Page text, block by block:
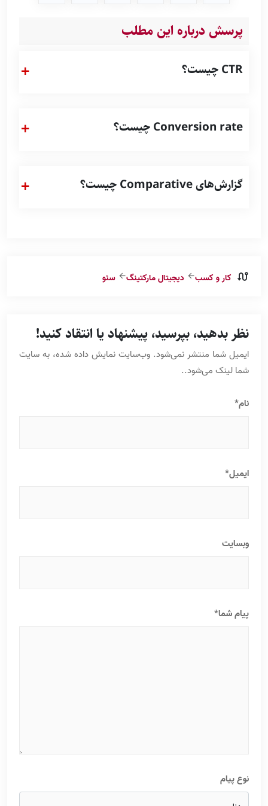
پرسش درباره این مطلب
CTR چیست؟
Conversion rate چیست؟
گزارش‌های Comparative چیست؟
کار و کسب دیجیتال مارکتینگ سئو
نظر بدهید، بپرسید، پیشنهاد یا انتقاد کنید!
ایمیل شما منتشر نمی‌شود. وب‌‌سایت نمایش داده شده، به سایت
شما لینک می‌شود..
نام*
ایمیل*
وبسایت
پیام شما*
نوع پیام